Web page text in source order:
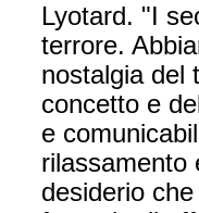
Lyotard. "I
terrore.
nostalgia del
concetto e
e
rilassamento
desiderio